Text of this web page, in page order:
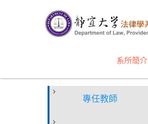
區
系所簡介
專任教師